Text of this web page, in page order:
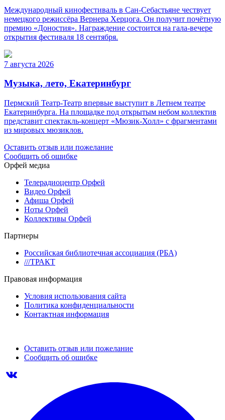
Международный кинофестиваль в Сан-Себастьяне чествует
немецкого режиссёра Вернера Херцога. Он получит почётную
премию «Доностия». Награждение состоится на гала-вечере
открытия фестиваля 18 сентября.
7 августа 2026
Музыка, лето, Екатеринбург
Пермский Театр-Театр впервые выступит в Летнем театре
Екатеринбурга. На площадке под открытым небом коллектив
представит спектакль-концерт «Мюзик-Холл» с фрагментами
из мировых мюзиклов.
Оставить отзыв или пожелание
Сообщить об ошибке
Орфей медиа
Телерадиоцентр Орфей
Видео Орфей
Афиша Орфей
Ноты Орфей
Коллективы Орфей
Партнеры
Российская библиотечная ассоциация (РБА)
///ТРАКТ
Правовая информация
Условия использования сайта
Политика конфиденциальности
Контактная информация
Оставить отзыв или пожелание
Сообщить об ошибке